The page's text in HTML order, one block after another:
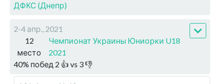
ДФКС (Днепр)
2-4 апр., 2021
12
место
Чемпионат Украины Юниорки U18
2021
40% побед 2 👍 vs 3👎